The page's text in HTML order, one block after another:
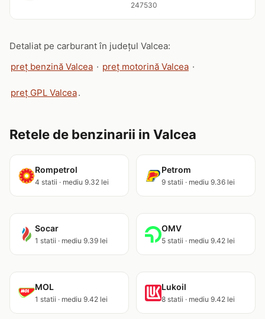
247530
Detaliat pe carburant în județul Valcea:
preț benzină Valcea · preț motorină Valcea ·
preț GPL Valcea.
Retele de benzinarii in Valcea
Rompetrol
4 statii · mediu 9.32 lei
Petrom
9 statii · mediu 9.36 lei
Socar
1 statii · mediu 9.39 lei
OMV
5 statii · mediu 9.42 lei
MOL
1 statii · mediu 9.42 lei
Lukoil
8 statii · mediu 9.42 lei